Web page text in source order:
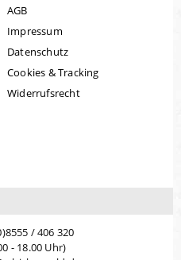
AGB
Impressum
Datenschutz
Cookies & Tracking
Widerrufsrecht
/ 406 320
- 18.00 Uhr)